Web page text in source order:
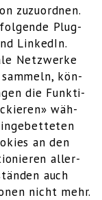
zuzu­ord­nen.
Plug­
Lin­ke­dIn.
Netz­wer­ke
kön­
die Funk­ti­
» wäh­
an den
aller­
auch
nicht mehr.